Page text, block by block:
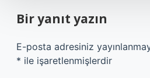
Bir yanıt yazın
E-posta adresiniz
* ile işaretlenmişlerdir